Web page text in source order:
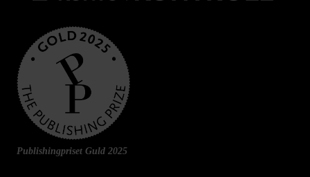
Publishingpriset Guld 2025